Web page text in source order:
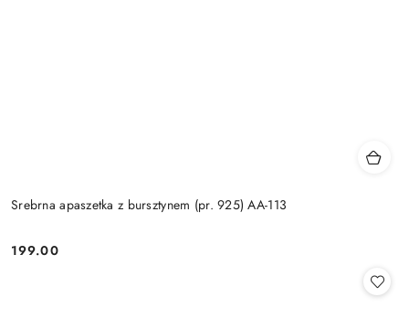
Srebrna apaszetka z bursztynem (pr. 925) AA-113
Cena:
199.00